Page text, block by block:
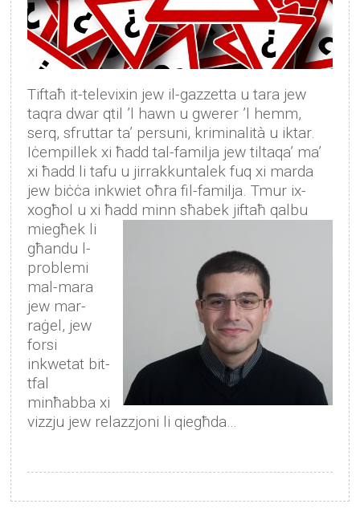
Tiftaħ it-televixin jew il-gazzetta u tara jew
taqra dwar qtil ’l hawn u gwerer ’l hemm,
serq, sfruttar ta’ persuni, kriminalità u iktar.
Iċempillek xi ħadd tal-familja jew tiltaqa’ ma’
xi ħadd li tafu u jirrakkuntalek fuq xi marda
jew biċċa inkwiet oħra fil-familja. Tmur ix-
xogħol u xi ħadd minn sħabek jiftaħ qalbu
miegħek li
għandu l-
problemi
mal-mara
jew mar-
raġel, jew
forsi
inkwetat bit-
tfal
minħabba xi
vizzju jew relazzjoni li qiegħda…